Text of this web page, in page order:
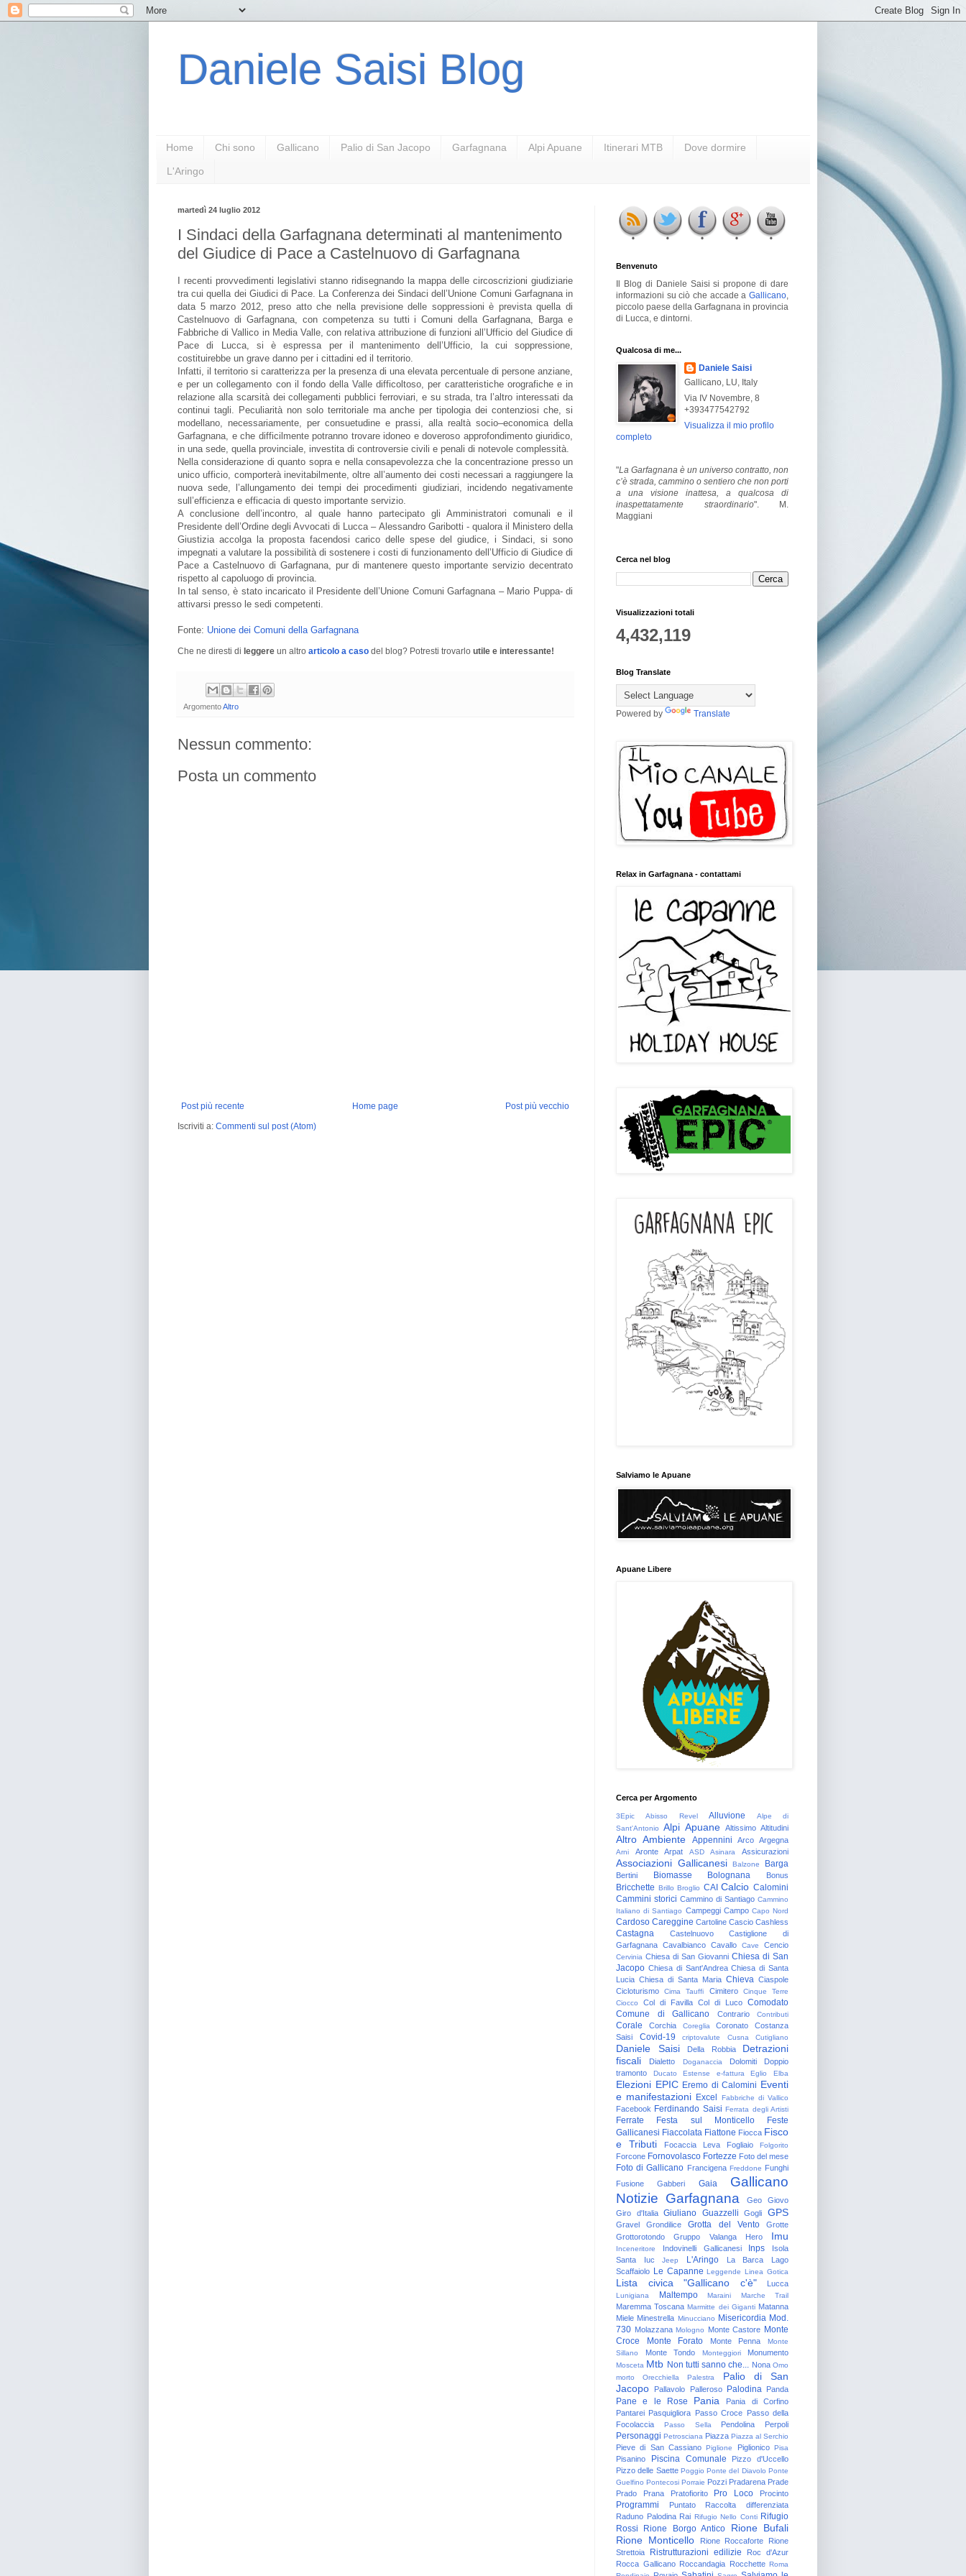
Daniele Saisi Blog
Home Chi sono Gallicano Palio di San Jacopo Garfagnana Alpi Apuane Itinerari MTB Dove dormire
L'Aringo
martedì 24 luglio 2012
I Sindaci della Garfagnana determinati al mantenimento
del Giudice di Pace a Castelnuovo di Garfagnana
I recenti provvedimenti legislativi stanno ridisegnando la mappa delle circoscrizioni giudiziarie
tra cui quella dei Giudici di Pace. La Conferenza dei Sindaci dell’Unione Comuni Garfagnana in
data 5 marzo 2012, preso atto che nella previsione delle soppressioni è prevista quella di
Castelnuovo di Garfagnana, con competenza su tutti i Comuni della Garfagnana, Barga e
Fabbriche di Vallico in Media Valle, con relativa attribuzione di funzioni all’Ufficio del Giudice di
Pace di Lucca, si è espressa per il mantenimento dell’Ufficio, la cui soppressione,
costituirebbe un grave danno per i cittadini ed il territorio.
Infatti, il territorio si caratterizza per la presenza di una elevata percentuale di persone anziane,
e per un collegamento con il fondo della Valle difficoltoso, per caratteristiche orografiche e in
relazione alla scarsità dei collegamenti pubblici ferroviari, e su strada, tra l’altro interessati da
continui tagli. Peculiarità non solo territoriale ma anche per tipologia dei contenziosi che, si
modellano, necessariamente, per consuetudine e prassi, alla realtà socio–economica della
Garfagnana, e che difficilmente potranno trovare idoneo e doveroso approfondimento giuridico,
in una sede, quella provinciale, investita di controversie civili e penali di notevole complessità.
Nella considerazione di quanto sopra e nella consapevolezza che la concentrazione presso un
unico ufficio, comporterà inevitabilmente, oltre all’aumento dei costi necessari a raggiungere la
nuova sede, l’allungamento dei tempi dei procedimenti giudiziari, incidendo negativamente
sull’efficienza e efficacia di questo importante servizio.
A conclusione dell’incontro, al quale hanno partecipato gli Amministratori comunali e il
Presidente dell’Ordine degli Avvocati di Lucca – Alessandro Garibotti - qualora il Ministero della
Giustizia accolga la proposta facendosi carico delle spese del giudice, i Sindaci, si sono
impegnati a valutare la possibilità di sostenere i costi di funzionamento dell’Ufficio di Giudice di
Pace a Castelnuovo di Garfagnana, pur di mantenere questo importante servizio decentrato
rispetto al capoluogo di provincia.
In tal senso, è stato incaricato il Presidente dell’Unione Comuni Garfagnana – Mario Puppa- di
attivarsi presso le sedi competenti.
Fonte: Unione dei Comuni della Garfagnana
Che ne diresti di leggere un altro articolo a caso del blog? Potresti trovarlo utile e interessante!
ArgomentoAltro
Nessun commento:
Posta un commento
Post più recente Post più vecchio
Home page
Iscriviti a: Commenti sul post (Atom)
Benvenuto
Il Blog di Daniele Saisi si propone di dare
informazioni su ciò che accade a Gallicano
piccolo paese della Garfagnana in provincia
di Lucca, e dintorni.
Qualcosa di me...
Daniele Saisi
Gallicano, LU, Italy
Via IV Novembre, 8
+393477542792
Visualizza il mio profilo
completo
"La Garfagnana è un universo contratto, non
c’è strada, cammino o sentiero che non porti
a una visione inattesa, a qualcosa di
inaspettatamente straordinario". M.
Maggiani
Cerca nel blog
Visualizzazioni totali
4,432,119
Blog Translate
Powered by Translate
Relax in Garfagnana - contattami
Salviamo le Apuane
Apuane Libere
Cerca per Argomento
3Epic Abisso Revel Alluvione
Alpe di
Sant'Antonio
Alpi Apuane Altissimo Altitudini
Altro Ambiente Appennini Arco Argegna
Arni Aronte Arpat ASD Asinara Assicurazioni
Associazioni Gallicanesi Balzone Barga
Bertini Biomasse Bolognana Bonus
Bricchette Brillo Broglio CAI Calcio Calomini
Cammini storici Cammino di Santiago Cammino
Italiano di Santiago Campeggi Campo Capo Nord
Cardoso Careggine Cartoline Cascio Cashless
Castagna Castelnuovo
Castiglione di
Garfagnana Cavalbianco Cavallo Cave Cencio
Cervinia Chiesa di San Giovanni Chiesa di San
Jacopo Chiesa di Sant'Andrea Chiesa di Santa
Lucia Chiesa di Santa Maria Chieva Ciaspole
Cicloturismo
Cima Tauffi Cimitero
Cinque Terre
Ciocco
Col di Favilla Col di Luco Comodato
Comune di Gallicano
Contrario Contributi
Corale Corchia Coreglia Coronato
Costanza
Saisi
Covid-19 criptovalute Cusna Cutigliano
Daniele Saisi Della Robbia
Detrazioni
fiscali
Dialetto Doganaccia Dolomiti
Doppio
tramonto
Ducato Estense e-fattura Eglio Elba
Elezioni EPIC Eremo di Calomini Eventi
e manifestazioni Excel Fabbriche di Vallico
Facebook Ferdinando Saisi Ferrata degli Artisti
Ferrate Festa sul Monticello
Feste
Gallicanesi Fiaccolata Fiattone Fiocca Fisco
e Tributi
Focaccia Leva Fogliaio Folgorito
Forcone Fornovolasco Fortezze Foto del mese
Foto di Gallicano Francigena Freddone Funghi
Fusione
Gabberi Gaia
Gallicano
Notizie Garfagnana Geo
Giovo
Giro d'Italia
Giuliano Guazzelli Gogli GPS
Gravel Grondilice Grotta del Vento
Grotte
Grottorotondo
Gruppo Valanga Hero Imu
Inceneritore Indovinelli Gallicanesi Inps
Isola
Santa
Iuc Jeep L'Aringo La Barca
Lago
Scaffaiolo Le Capanne Leggende Linea Gotica
Lista civica "Gallicano c'è" Lucca
Lunigiana Maltempo Maraini Marche Trail
Maremma Toscana Marmitte dei Giganti Matanna
Miele Minestrella Minucciano Misericordia Mod.
730 Molazzana Mologno Monte Castore Monte
Croce
Monte Forato Monte Penna
Monte
Sillano
Monte Tondo Monteggiori Monumento
Mosceta Mtb Non tutti sanno che... Nona Omo
morto
Orecchiella Palestra
Palio di San
Jacopo
Pallavolo Palleroso Palodina Panda
Pane e le Rose Pania
Pania di Corfino
Pantarei Pasquigliora Passo Croce Passo della
Focolaccia
Passo Sella Pendolina Perpoli
Personaggi Petrosciana Piazza Piazza al Serchio
Pieve di San Cassiano Piglione Piglionico Pisa
Pisanino Piscina Comunale
Pizzo d'Uccello
Pizzo delle Saette Poggio Ponte del Diavolo Ponte
Guelfino Pontecosi Porraie Pozzi Pradarena Prade
Prado
Prana Pratofiorito Pro Loco Procinto
Programmi Puntato
Raccolta differenziata
Raduno Palodina Rai Rifugio Nello Conti Rifugio
Rossi
Rione Borgo Antico
Rione Bufali
Rione Monticello
Rione Roccaforte
Rione
Strettoia
Ristrutturazioni edilizie
Roc d'Azur
Rocca Gallicano Roccandagia Rocchette Roma